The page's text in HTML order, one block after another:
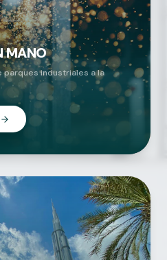
MANO
industriales a la